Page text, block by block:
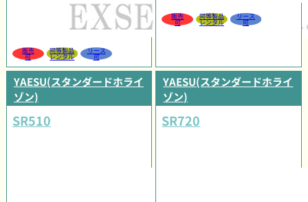
販売
可
同等製品
レンタル
リース
可
販売
可
同等製品
レンタル
リース
可
YAESU(スタンダードホライ
ゾン)
SR510
YAESU(スタンダードホライ
ゾン)
SR720